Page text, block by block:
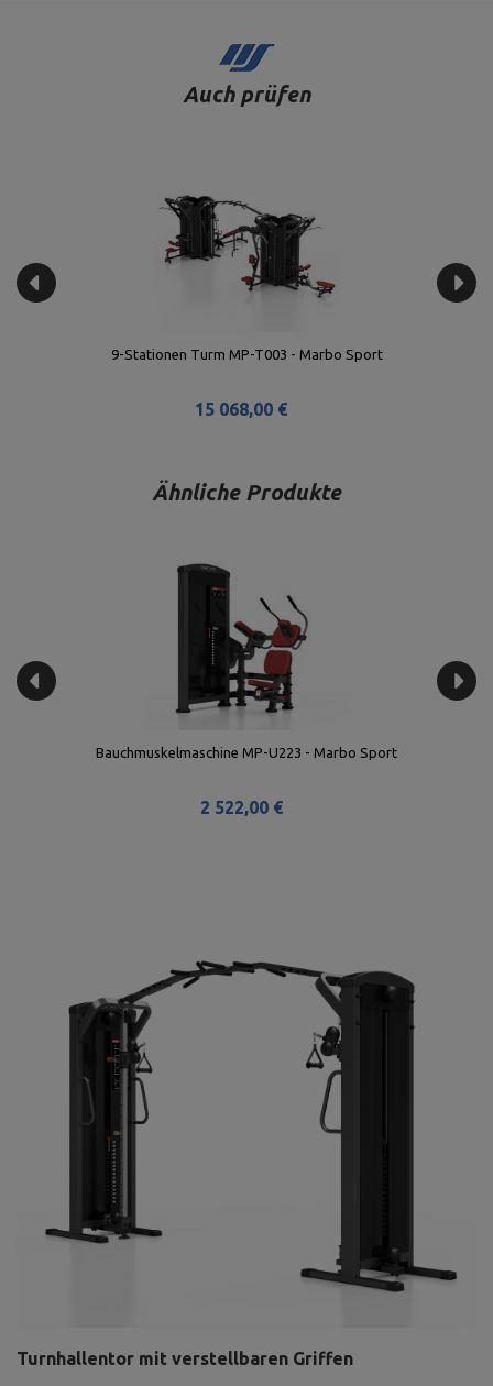
Auch prüfen
9-Stationen Turm MP-T003 - Marbo Sport
15 068,00 €
Ähnliche Produkte
Bauchmuskelmaschine MP-U223 - Marbo Sport
2 522,00 €
Turnhallentor mit verstellbaren Griffen